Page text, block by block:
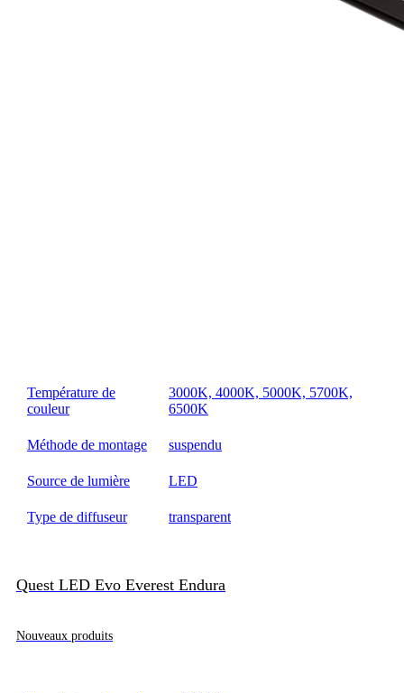
Température de
couleur
3000K, 4000K, 5000K, 5700K,
6500K
Méthode de montage suspendu
Source de lumière LED
Type de diffuseur transparent
Quest LED Evo Everest Endura
Nouveaux produits